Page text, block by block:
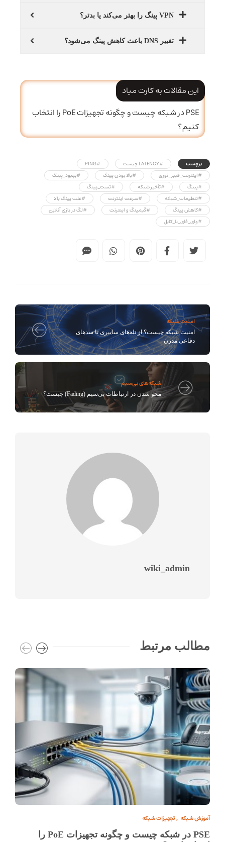
VPN پینگ را بهتر می‌کند یا بدتر؟
تغییر DNS باعث کاهش پینگ می‌شود؟
این مقالات به کارت میاد
PSE در شبکه چیست و چگونه تجهیزات PoE را انتخاب
کنیم؟
برچسب #LATENCY چیست
#PING
#اینترنت_فیبر_نوری
#بالا بودن پینگ
#بهبود_پینگ
#پینگ
#تأخیر شبکه
#تست_پینگ
#تنظیمات_شبکه
#سرعت اینترنت
#علت پینگ بالا
#کاهش پینگ
#گیمینگ و اینترنت
#لگ در بازی آنلاین
#وای_فای_یا_کابل
امنیت شبکه
امنیت شبکه چیست؟ از تله‌های سایبری تا سدهای
دفاعی مدرن
شبکه‌های بی‌سیم
محو شدن در ارتباطات بی‌سیم (Fading) چیست؟
wiki_admin
مطالب مرتبط
آموزش شبکه ,تجهیزات شبکه
PSE در شبکه چیست و چگونه تجهیزات PoE را